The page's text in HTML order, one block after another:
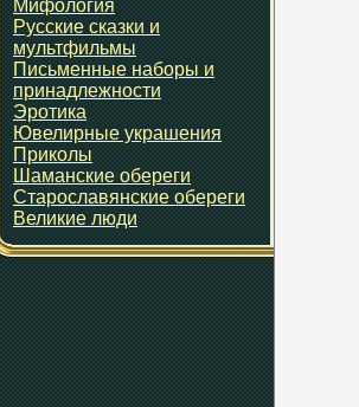
Мифология
Русские сказки и
мультфильмы
Письменные наборы и
принадлежности
Эротика
Ювелирные украшения
Приколы
Шаманские обереги
Старославянские обереги
Великие люди